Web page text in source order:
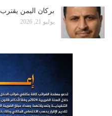
بركان اليمن يقترب
يوليو 21, 2026